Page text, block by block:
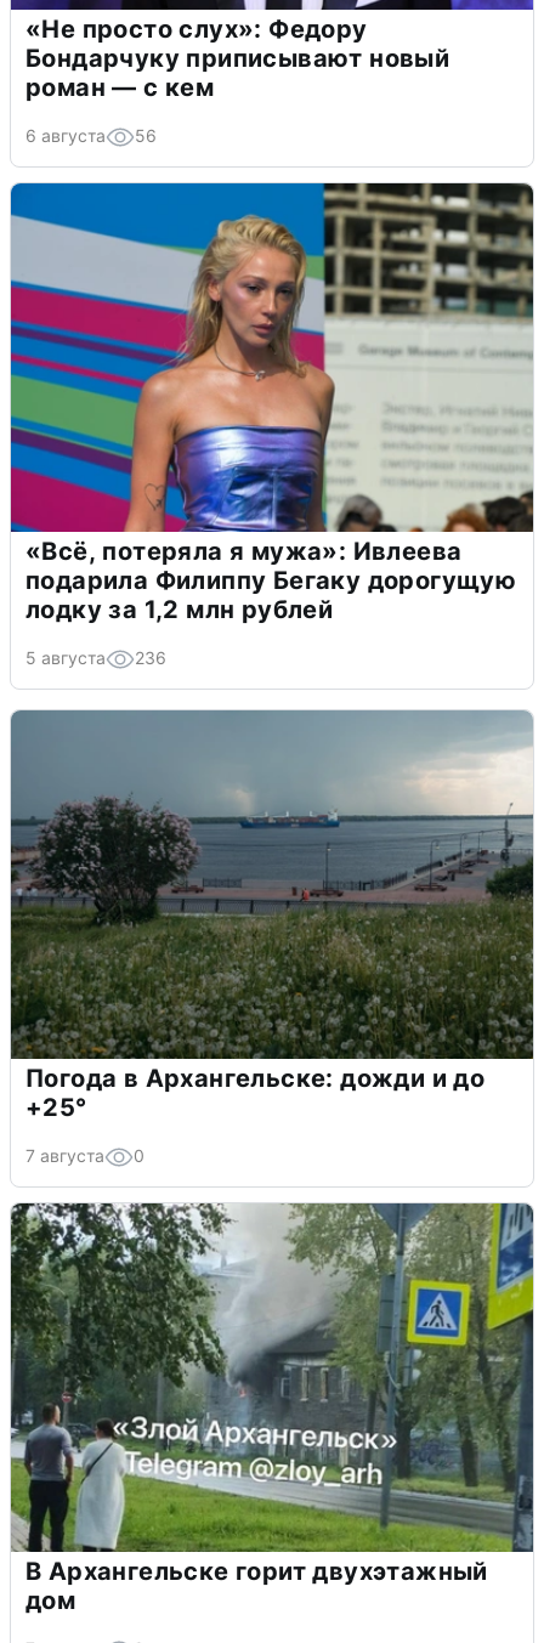
«Не просто слух»: Федору
Бондарчуку приписывают новый
роман — с кем
6 августа 56
«Всё, потеряла я мужа»: Ивлеева
подарила Филиппу Бегаку дорогущую
лодку за 1,2 млн рублей
5 августа 236
Погода в Архангельске: дожди и до
+25°
7 августа 0
В Архангельске горит двухэтажный
дом